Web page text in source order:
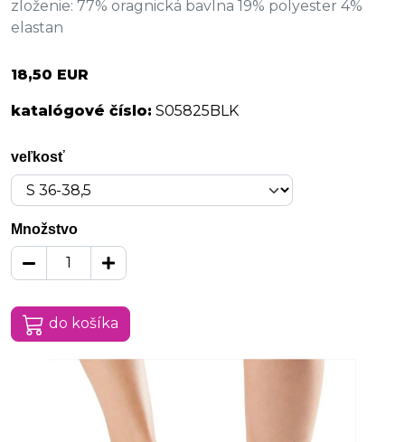
zloženie: 77% oragnická bavlna 19% polyester 4%
elastan
18,50 EUR
katalógové číslo: S05825BLK
veľkosť
Množstvo
do košíka